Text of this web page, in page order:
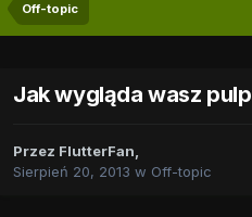
Off-topic
Jak wygląda wasz
Przez FlutterFan,
Sierpień 20, 2013 w Off-topic